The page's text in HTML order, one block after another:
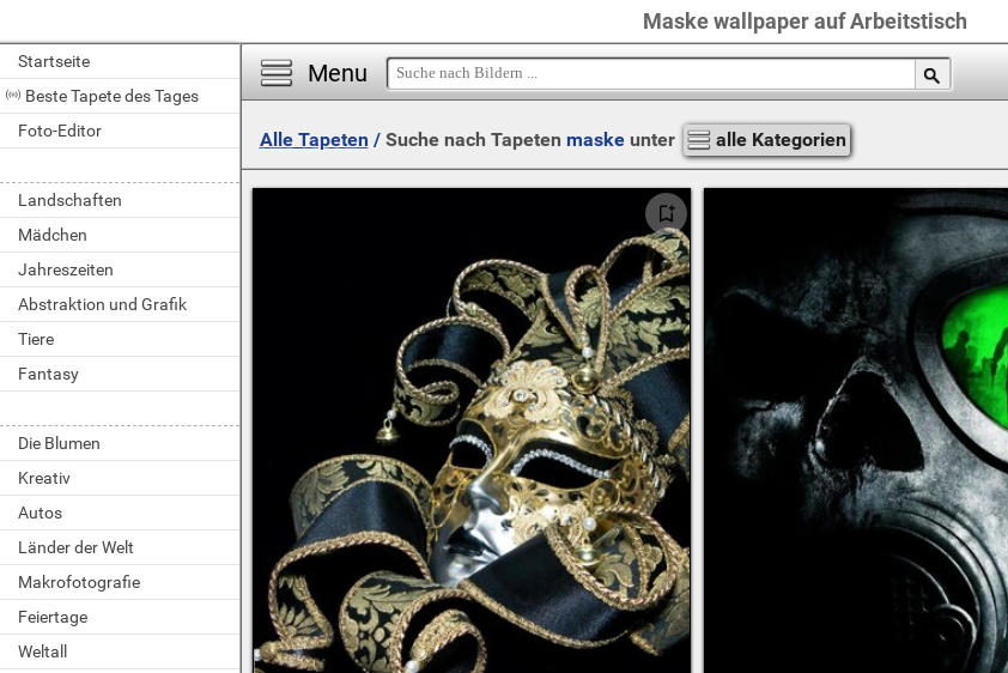
Maske wallpaper auf Arbeitstisch
Startseite
Beste Tapete des Tages
Foto-Editor
Landschaften
Mädchen
Jahreszeiten
Abstraktion und Grafik
Tiere
Fantasy
Die Blumen
Kreativ
Autos
Länder der Welt
Makrofotografie
Feiertage
Weltall
Menu
Alle Tapeten/ Suche nach Tapeten maskeunter alle Kategorien